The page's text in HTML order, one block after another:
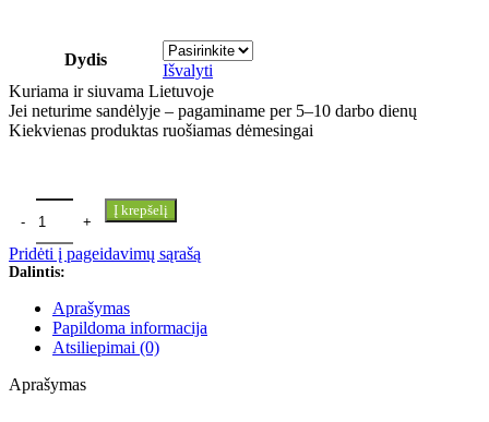
Dydis
Išvalyti
Kuriama ir siuvama Lietuvoje
Jei neturime sandėlyje – pagaminame per 5–10 darbo dienų
Kiekvienas produktas ruošiamas dėmesingai
Į krepšelį
Pridėti į pageidavimų sąrašą
Dalintis:
Aprašymas
Papildoma informacija
Atsiliepimai (0)
Aprašymas